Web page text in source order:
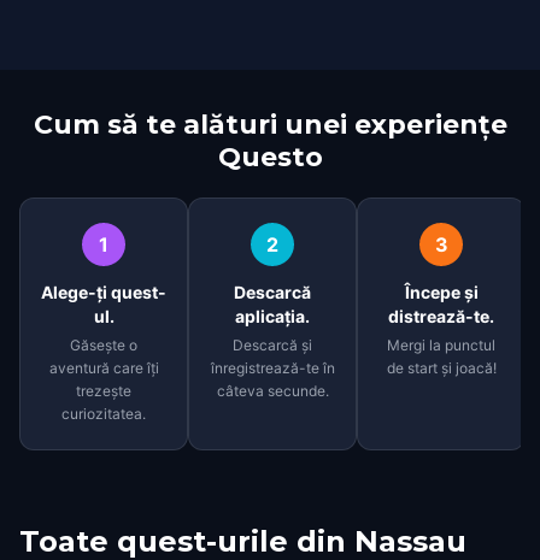
Cum să te alături unei experiențe
Questo
1
Alege-ți quest-
ul.
Găsește o
aventură care îți
trezește
curiozitatea.
2
Descarcă
aplicația.
Descarcă și
înregistrează-te în
câteva secunde.
3
Începe și
distrează-te.
Mergi la punctul
de start și joacă!
Toate quest-urile din Nassau